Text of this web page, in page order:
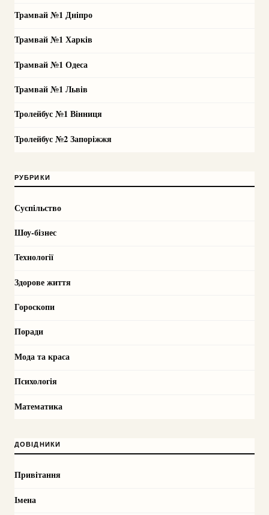
Трамвай №1 Дніпро
Трамвай №1 Харків
Трамвай №1 Одеса
Трамвай №1 Львів
Тролейбус №1 Вінниця
Тролейбус №2 Запоріжжя
РУБРИКИ
Суспільство
Шоу-бізнес
Технології
Здорове життя
Гороскопи
Поради
Мода та краса
Психологія
Математика
ДОВІДНИКИ
Привітання
Імена